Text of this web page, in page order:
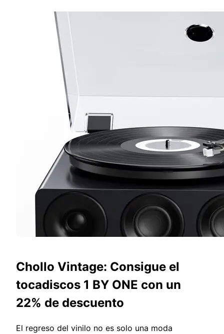
Chollo Vintage: Consigue el
tocadiscos 1 BY ONE con un
22% de descuento
El regreso del vinilo no es solo una moda